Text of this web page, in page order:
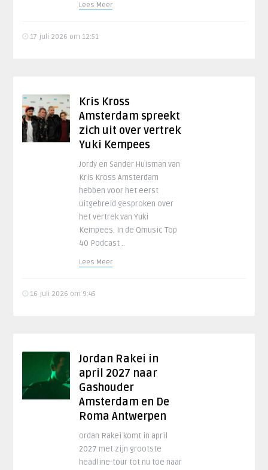
Lees Meer
17 juli 2026 om 12:51
Kris Kross
Amsterdam spreekt
zich uit over vertrek
Yuki Kempees
Jordy en Sander Huisman van
Kris Kross Amsterdam
hebben voor het eerst
uitgebreid gesproken over
het vertrek van Yuki
Kempees. In de Qmusic Top
40 Podcast ..
Lees Meer
16 juli 2026 om 9:45
Jordan Rakei in
april 2027 naar
Gashouder
Amsterdam en De
Roma Antwerpen
ordan Rakei komt in april
2027 met zijn grootste
headline-tour tot nu toe naar